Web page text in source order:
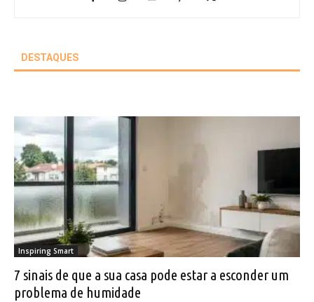
DESTAQUES
Inspiring Smart
7 sinais de que a sua casa pode estar a esconder um
problema de humidade